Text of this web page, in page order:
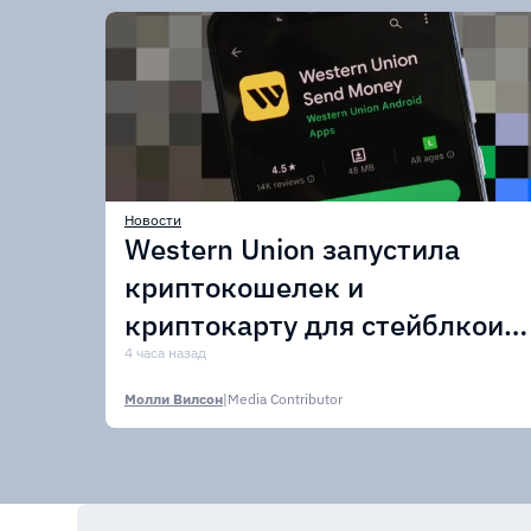
Новости
Western Union запустила
криптокошелек и
криптокарту для
USDPT
4 часа назад
Молли Вилсон|Media Contributor